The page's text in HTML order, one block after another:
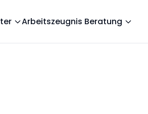
Arbeitszeugnis Beratung